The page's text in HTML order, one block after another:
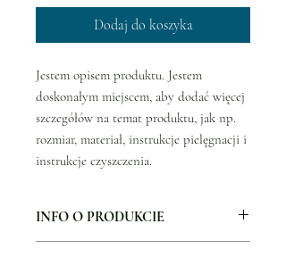
Dodaj do koszyka
Jestem opisem produktu. Jestem
doskonałym miejscem, aby dodać więcej
szczegółów na temat produktu, jak np.
rozmiar, materiał, instrukcje pielęgnacji i
instrukcje czyszczenia.
INFO O PRODUKCIE